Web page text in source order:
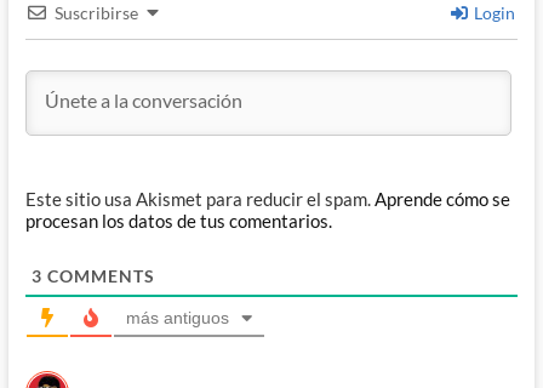
Suscribirse Login
Este sitio usa Akismet para reducir el spam.Aprende cómo se
procesan los datos de tus comentarios.
3 COMMENTS
más antiguos